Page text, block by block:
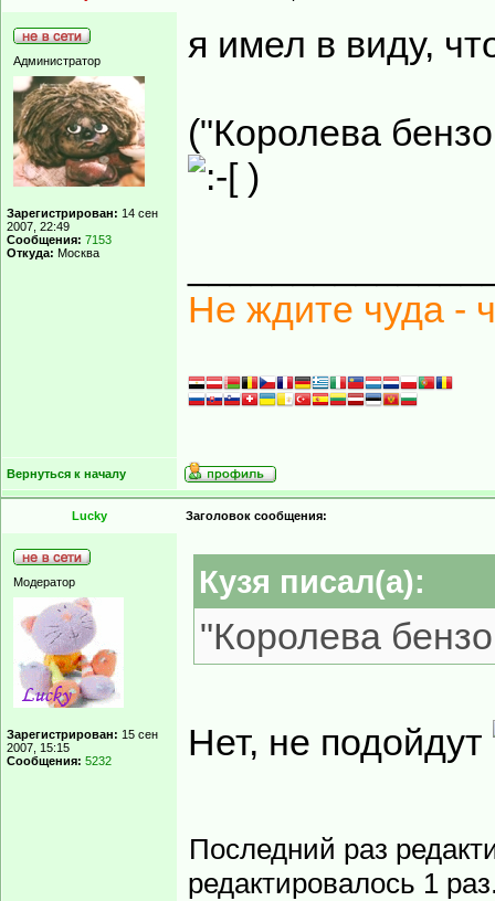
Администратор
Зарегистрирован: 14 сен
2007, 22:49
Сообщения: 7153
Откуда: Москва
я имел в виду,
("Королева
)
Не ждите чуда -
Вернуться к началу
Lucky Заголовок сообщения:
Модератор
Зарегистрирован: 15 сен
2007, 15:15
Сообщения: 5232
Кузя писал(а):
"Королева
Нет, не подойдут
Последний раз
редактировалось 1